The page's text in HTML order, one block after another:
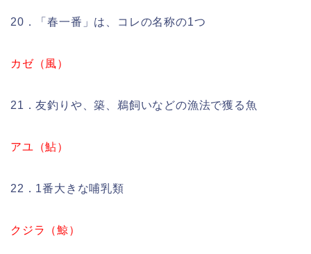
20．「春一番」は、コレの名称の1つ
カゼ（風）
21．友釣りや、築、鵜飼いなどの漁法で獲る魚
アユ（鮎）
22．1番大きな哺乳類
クジラ（鯨）